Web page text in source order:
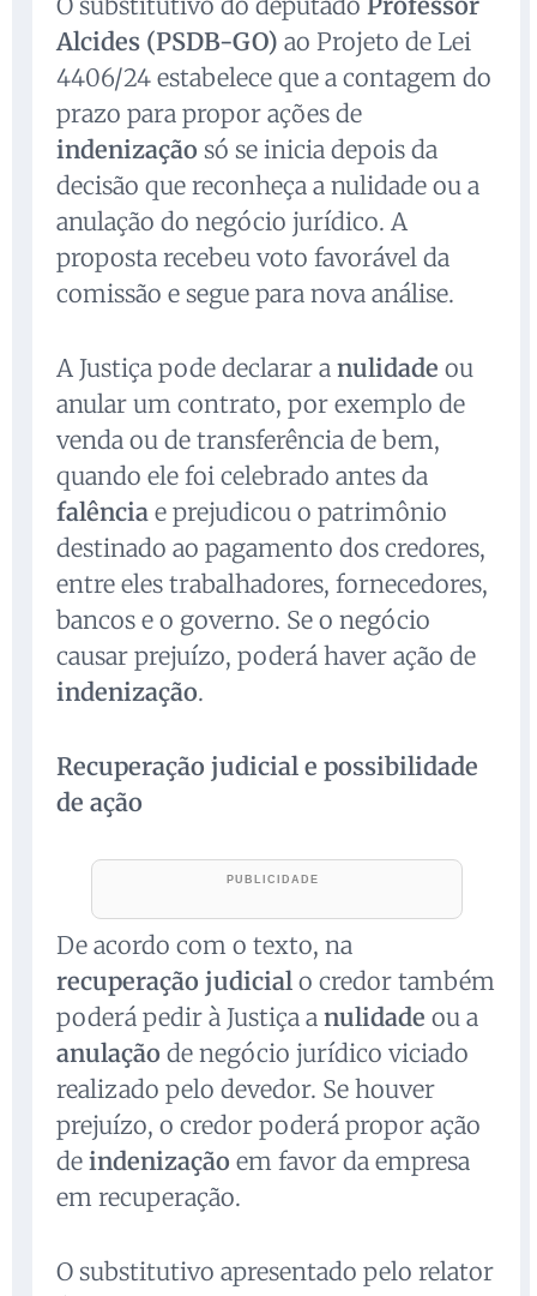
Alcides (PSDB-GO) ao Projeto de Lei
4406/24 estabelece que a contagem do
prazo para propor ações de
indenização só se inicia depois da
decisão que reconheça a nulidade ou a
anulação do negócio jurídico. A
proposta recebeu voto favorável da
comissão e segue para nova análise.
A Justiça pode declarar a nulidade ou
anular um contrato, por exemplo de
venda ou de transferência de bem,
quando ele foi celebrado antes da
falência e prejudicou o patrimônio
destinado ao pagamento dos credores,
entre eles trabalhadores, fornecedores,
bancos e o governo. Se o negócio
causar prejuízo, poderá haver ação de
indenização.
Recuperação judicial e possibilidade
de ação
De acordo com o texto, na
recuperação judicial o credor também
poderá pedir à Justiça a nulidade ou a
anulação de negócio jurídico viciado
realizado pelo devedor. Se houver
prejuízo, o credor poderá propor ação
de indenização em favor da empresa
em recuperação.
O substitutivo apresentado pelo relator